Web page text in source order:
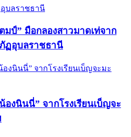
มป์” มือกลองสาวมาดเท่จาก
ฏอุบลราชธานี
องนินนี่” จากโรงเรียนเบ็ญจะ